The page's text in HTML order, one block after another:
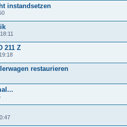
instandsetzen
211 Z
restaurieren